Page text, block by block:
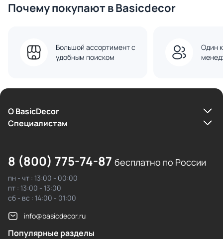
Почему покупают в Basicdecor
Большой ассортимент с
удобным поиском
Один
О BasicDecor
Cпециалистам
8 (800) 775-74-87 бесплатно по России
пн - чт : 13:00 - 00:00
пт : 13:00 - 13:00
сб - вс : 14:00 - 01:00
info@basicdecor.ru
Популярные разделы